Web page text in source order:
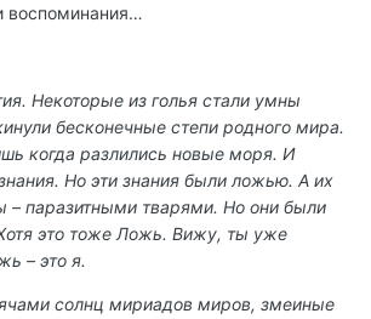
воспоминания…
Некоторые из голья стали умны
бесконечные степи родного мира.
когда разлились новые моря. И
Но эти знания были ложью. А их
– паразитными тварями. Но они были
это тоже Ложь. Вижу, ты уже
– это я.
солнц мириадов миров, змеиные